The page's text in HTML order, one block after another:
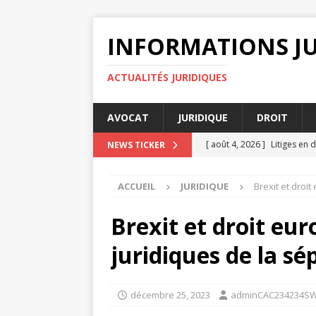
INFORMATIONS
ACTUALITÉS JURIDIQUES
AVOCAT JURIDIQUE DROIT
NEWS TICKER [ août 4, 2026 ] Litiges en
planification
AVOCAT
[ juillet 31, 2026 ]
Force
Le rôle
[ août 8, 2026 ]
JURIDIQUE
ACCUEIL JURIDIQUE Brexit et droit
Brexit et droit
juridiques de la
décembre 25, 2023